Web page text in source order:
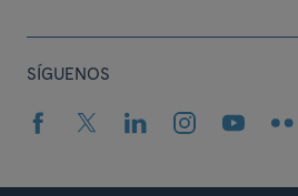
SÍGUENOS